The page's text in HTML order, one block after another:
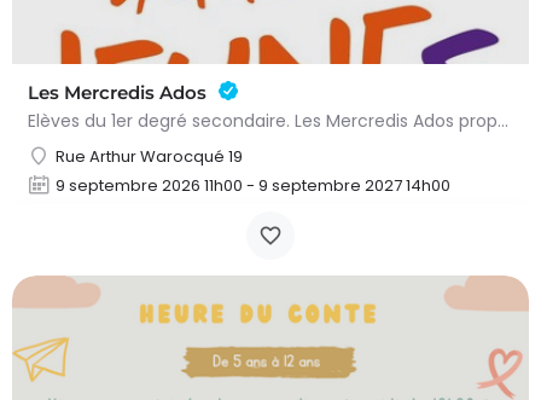
Les Mercredis Ados
Elèves du 1er degré secondaire. Les Mercredis Ados proposent, aux jeunes, un accompagnement scolaire et une…
Rue Arthur Warocqué 19
9 septembre 2026 11h00 - 9 septembre 2027 14h00